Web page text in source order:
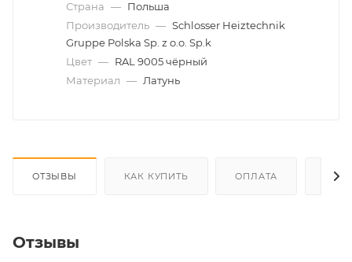
Страна — Польша
Производитель — Schlosser Heiztechnik
Gruppe Polska Sp. z o.o. Sp.k
Цвет — RAL 9005 чёрный
Материал — Латунь
ОТЗЫВЫ КАК КУПИТЬ ОПЛАТА
Отзывы